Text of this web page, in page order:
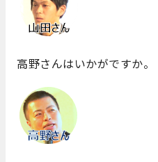
高野さんはいかがですか。